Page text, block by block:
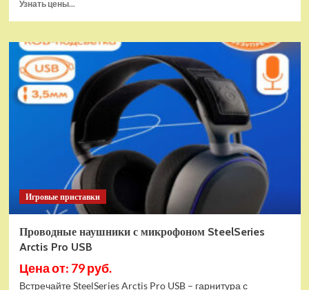
Узнать цены...
(EU)
Конструктор
LEGO
Star
Wars
Истребитель
и
гибрид
X-
Wing
(75393)
Игровые приставки
Проводные наушники с микрофоном SteelSeries
Arctis Pro USB
Цена от: 79 руб.
Встречайте SteelSeries Arctis Pro USB – гарнитура с